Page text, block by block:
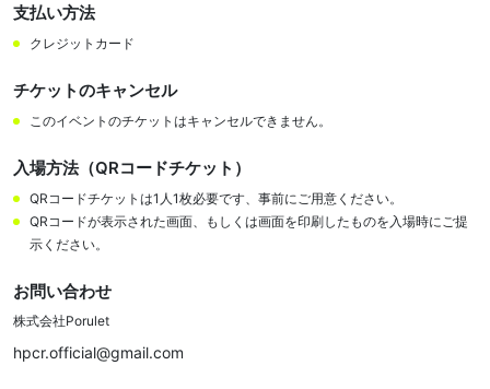
支払い方法
クレジットカード
チケットのキャンセル
このイベントのチケットはキャンセルできません。
入場方法（QRコードチケット）
QRコードチケットは1人1枚必要です、事前にご用意ください。
QRコードが表示された画面、もしくは画面を印刷したものを入場時にご提
示ください。
お問い合わせ
株式会社Porulet
hpcr.official@gmail.com